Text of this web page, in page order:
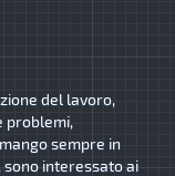
del lavoro,
problemi,
sempre in
interessato ai